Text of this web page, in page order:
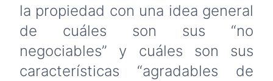
la propiedad con una idea general
de cuáles son sus “no
negociables” y cuáles son sus
características “agradables de